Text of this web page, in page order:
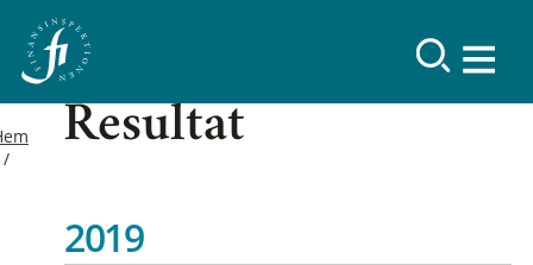
Resultat
2019